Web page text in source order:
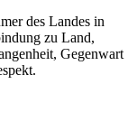
des Landes in
zu Land,
Gegenwart